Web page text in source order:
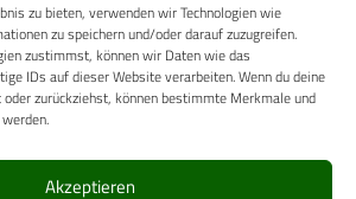
zu bieten, verwenden wir Technologien wie
zu speichern und/oder darauf zuzugreifen.
zustimmst, können wir Daten wie das
IDs auf dieser Website verarbeiten. Wenn du deine
zurückziehst, können bestimmte Merkmale und
Akzeptieren
(EU)